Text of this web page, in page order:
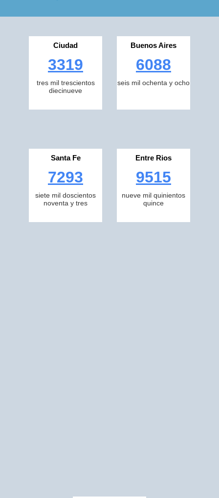
Ciudad
3319
tres mil trescientos
diecinueve
Buenos Aires
6088
seis mil ochenta y ocho
Santa Fe
7293
siete mil doscientos
noventa y tres
Entre Rios
9515
nueve mil quinientos
quince